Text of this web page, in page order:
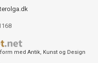
med Antik, Kunst og Design